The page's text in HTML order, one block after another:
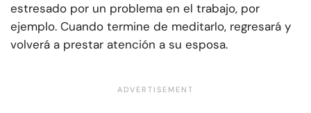
estresado por un problema en el trabajo, por
ejemplo. Cuando termine de meditarlo, regresará y
volverá a prestar atención a su esposa.